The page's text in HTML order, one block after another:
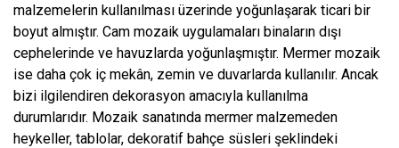
malzemelerin kullanılması üzerinde yoğunlaşarak ticari bir
boyut almıştır. Cam mozaik uygulamaları binaların dışı
cephelerinde ve havuzlarda yoğunlaşmıştır. Mermer mozaik
ise daha çok iç mekân, zemin ve duvarlarda kullanılır. Ancak
bizi ilgilendiren dekorasyon amacıyla kullanılma
durumlarıdır. Mozaik sanatında mermer malzemeden
heykeller, tablolar, dekoratif bahçe süsleri şeklindeki